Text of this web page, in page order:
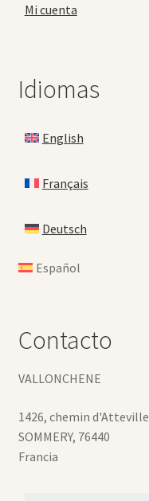
Mi cuenta
Idiomas
English
Français
Deutsch
Español
Contacto
VALLONCHENE
1426, chemin d'Atteville
SOMMERY, 76440
Francia